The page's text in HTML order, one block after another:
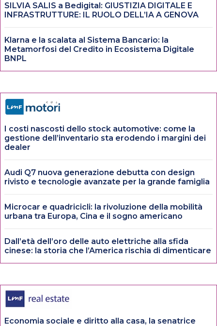
SILVIA SALIS a Bedigital: GIUSTIZIA DIGITALE E
INFRASTRUTTURE: IL RUOLO DELL’IA A GENOVA
Klarna e la scalata al Sistema Bancario: la
Metamorfosi del Credito in Ecosistema Digitale
BNPL
I costi nascosti dello stock automotive: come la
gestione dell’inventario sta erodendo i margini dei
dealer
Audi Q7 nuova generazione debutta con design
rivisto e tecnologie avanzate per la grande famiglia
Microcar e quadricicli: la rivoluzione della mobilità
urbana tra Europa, Cina e il sogno americano
Dall’età dell’oro delle auto elettriche alla sfida
cinese: la storia che l’America rischia di dimenticare
Economia sociale e diritto alla casa, la senatrice